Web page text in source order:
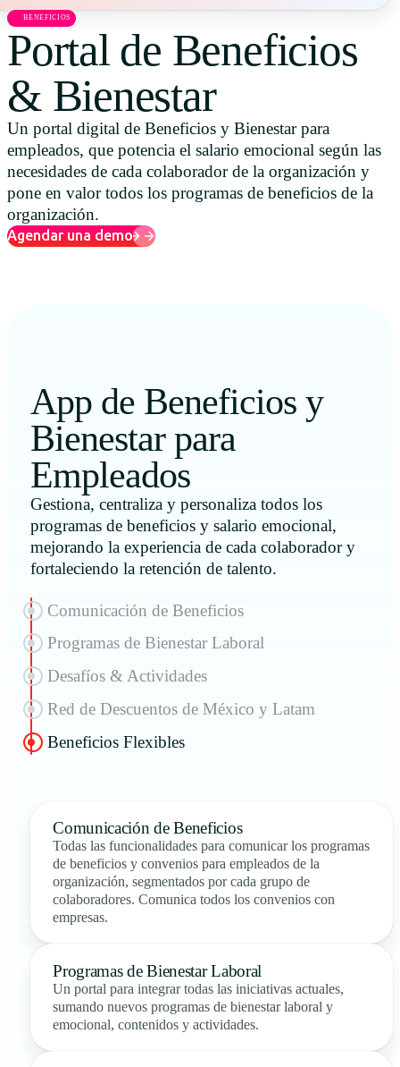
Uruguay
USA
Español
English
BENEFICIOS
Portal de Beneficios
& Bienestar
Un portal digital de Beneficios y Bienestar para
empleados, que potencia el salario emocional según las
necesidades de cada colaborador de la organización y
pone en valor todos los programas de beneficios de la
organización.
Agendar una demo
App de Beneficios y
Bienestar para
Empleados
Gestiona, centraliza y personaliza todos los
programas de beneficios y salario emocional,
mejorando la experiencia de cada colaborador y
fortaleciendo la retención de talento.
Comunicación de Beneficios
Programas de Bienestar Laboral
Desafíos & Actividades
Red de Descuentos de México y Latam
Beneficios Flexibles
Comunicación de Beneficios
Todas las funcionalidades para comunicar los programas
de beneficios y convenios para empleados de la
organización, segmentados por cada grupo de
colaboradores. Comunica todos los convenios con
empresas.
Programas de Bienestar Laboral
Un portal para integrar todas las iniciativas actuales,
sumando nuevos programas de bienestar laboral y
emocional, contenidos y actividades.